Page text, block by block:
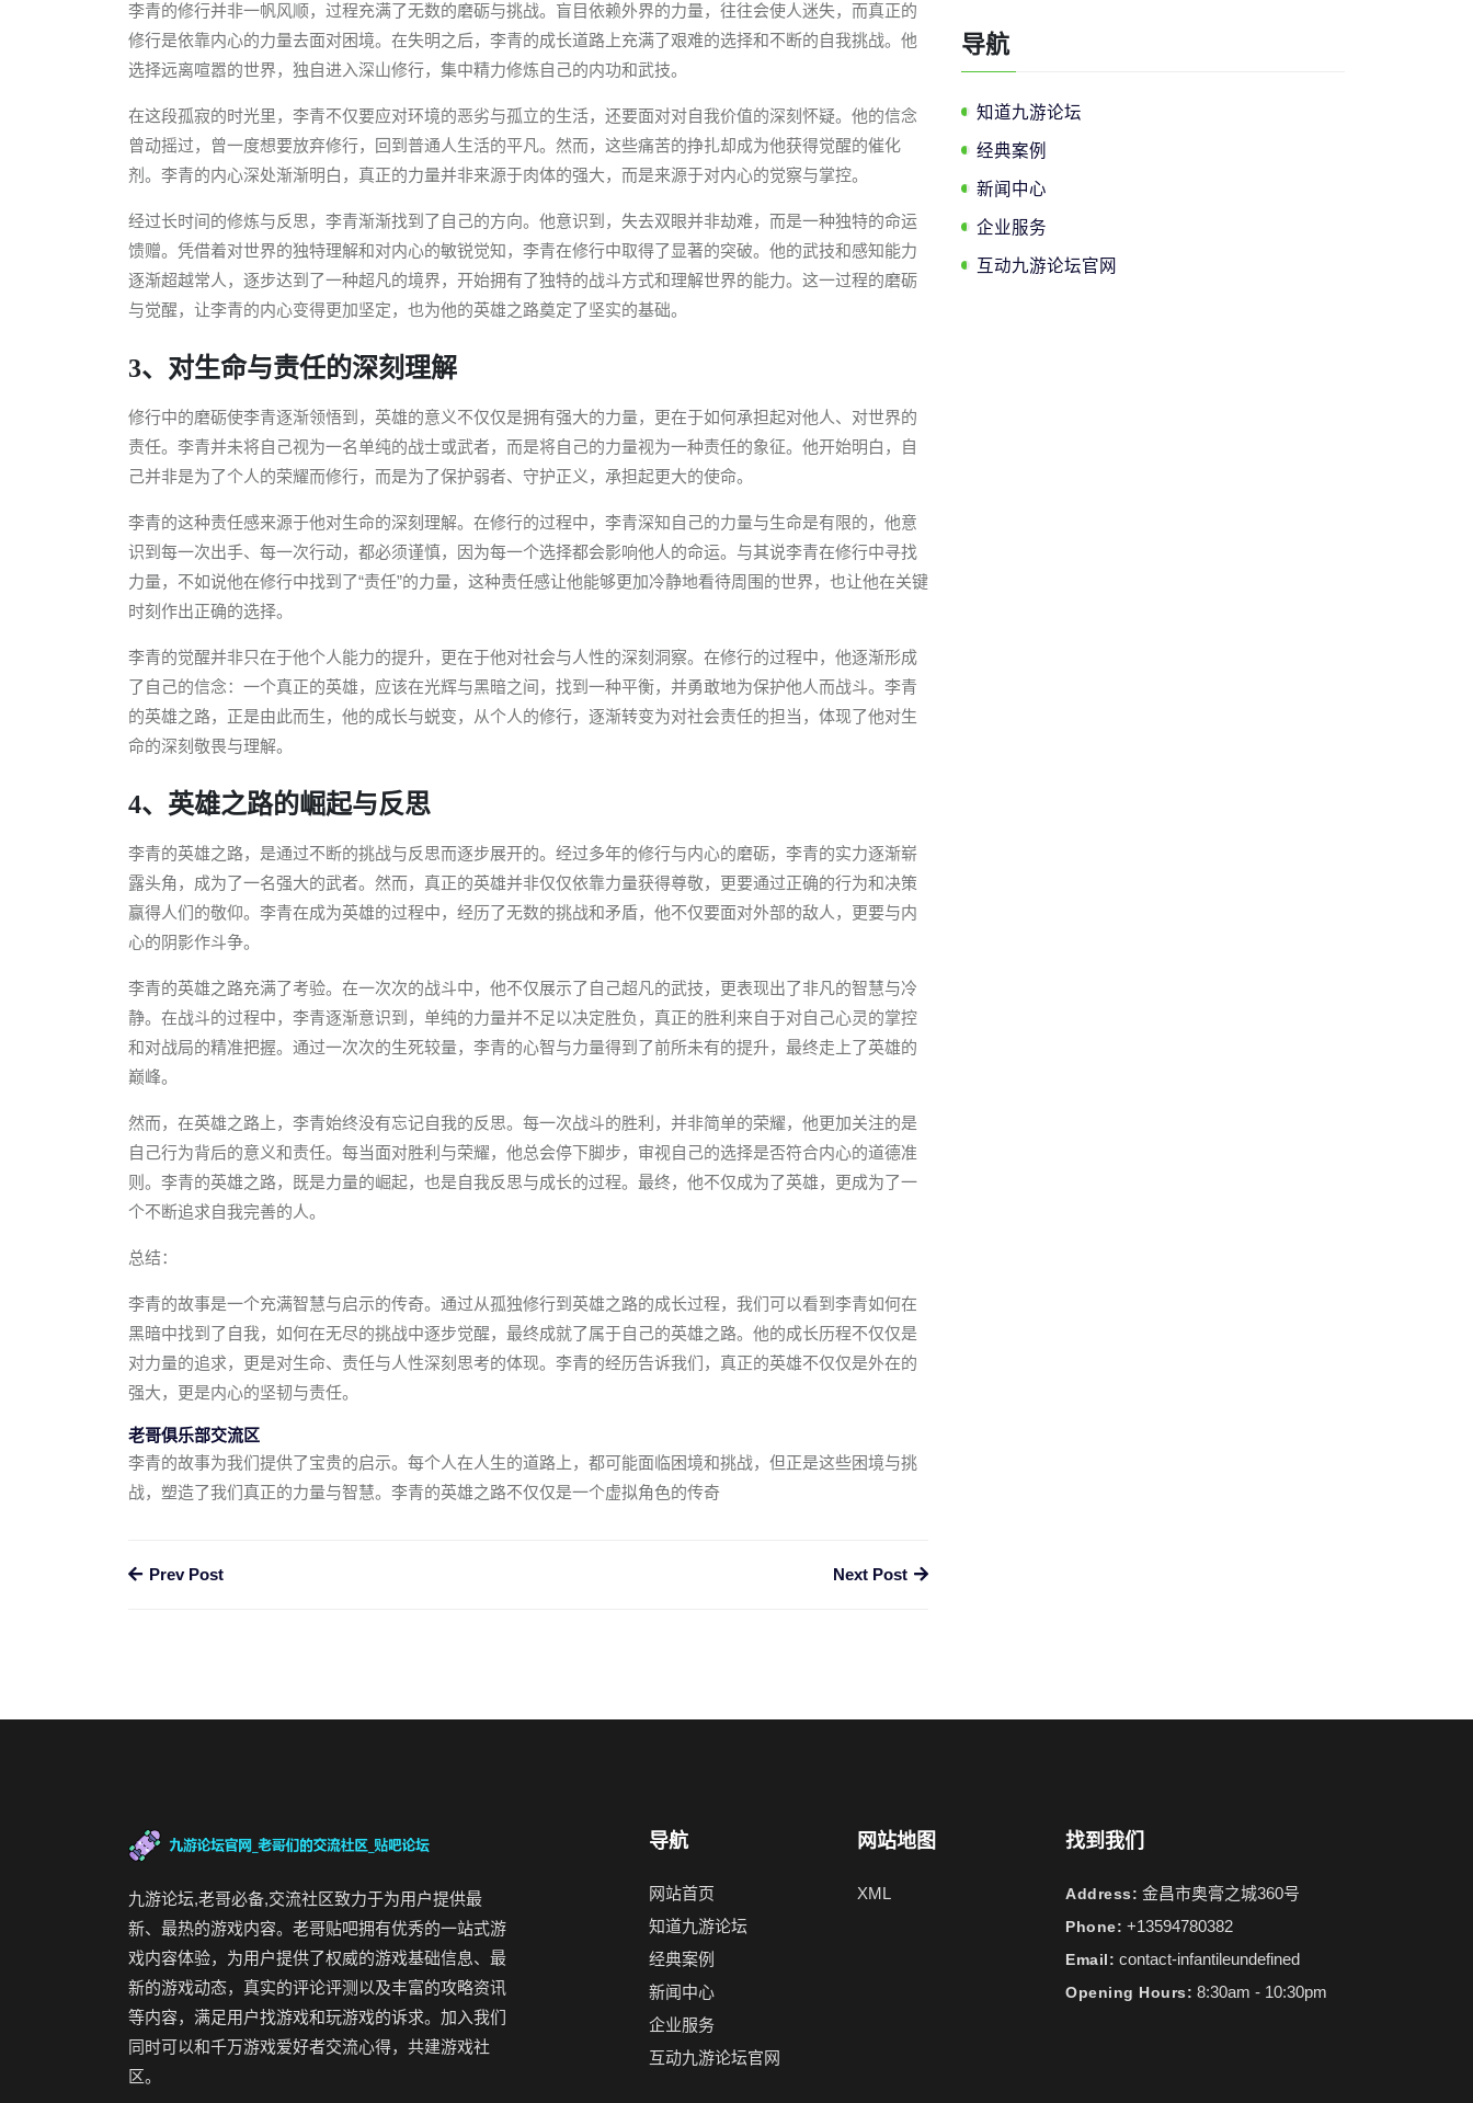
李青的修行并非一帆风顺，过程充满了无数的磨砺与挑战。盲目依赖外界的力量，往往会使人迷失，而真正的
修行是依靠内心的力量去面对困境。在失明之后，李青的成长道路上充满了艰难的选择和不断的自我挑战。他
选择远离喧嚣的世界，独自进入深山修行，集中精力修炼自己的内功和武技。
在这段孤寂的时光里，李青不仅要应对环境的恶劣与孤立的生活，还要面对对自我价值的深刻怀疑。他的信念
曾动摇过，曾一度想要放弃修行，回到普通人生活的平凡。然而，这些痛苦的挣扎却成为他获得觉醒的催化
剂。李青的内心深处渐渐明白，真正的力量并非来源于肉体的强大，而是来源于对内心的觉察与掌控。
经过长时间的修炼与反思，李青渐渐找到了自己的方向。他意识到，失去双眼并非劫难，而是一种独特的命运
馈赠。凭借着对世界的独特理解和对内心的敏锐觉知，李青在修行中取得了显著的突破。他的武技和感知能力
逐渐超越常人，逐步达到了一种超凡的境界，开始拥有了独特的战斗方式和理解世界的能力。这一过程的磨砺
与觉醒，让李青的内心变得更加坚定，也为他的英雄之路奠定了坚实的基础。
3、对生命与责任的深刻理解
修行中的磨砺使李青逐渐领悟到，英雄的意义不仅仅是拥有强大的力量，更在于如何承担起对他人、对世界的
责任。李青并未将自己视为一名单纯的战士或武者，而是将自己的力量视为一种责任的象征。他开始明白，自
己并非是为了个人的荣耀而修行，而是为了保护弱者、守护正义，承担起更大的使命。
李青的这种责任感来源于他对生命的深刻理解。在修行的过程中，李青深知自己的力量与生命是有限的，他意
识到每一次出手、每一次行动，都必须谨慎，因为每一个选择都会影响他人的命运。与其说李青在修行中寻找
力量，不如说他在修行中找到了“责任”的力量，这种责任感让他能够更加冷静地看待周围的世界，也让他在关键
时刻作出正确的选择。
李青的觉醒并非只在于他个人能力的提升，更在于他对社会与人性的深刻洞察。在修行的过程中，他逐渐形成
了自己的信念：一个真正的英雄，应该在光辉与黑暗之间，找到一种平衡，并勇敢地为保护他人而战斗。李青
的英雄之路，正是由此而生，他的成长与蜕变，从个人的修行，逐渐转变为对社会责任的担当，体现了他对生
命的深刻敬畏与理解。
4、英雄之路的崛起与反思
李青的英雄之路，是通过不断的挑战与反思而逐步展开的。经过多年的修行与内心的磨砺，李青的实力逐渐崭
露头角，成为了一名强大的武者。然而，真正的英雄并非仅仅依靠力量获得尊敬，更要通过正确的行为和决策
赢得人们的敬仰。李青在成为英雄的过程中，经历了无数的挑战和矛盾，他不仅要面对外部的敌人，更要与内
心的阴影作斗争。
李青的英雄之路充满了考验。在一次次的战斗中，他不仅展示了自己超凡的武技，更表现出了非凡的智慧与冷
静。在战斗的过程中，李青逐渐意识到，单纯的力量并不足以决定胜负，真正的胜利来自于对自己心灵的掌控
和对战局的精准把握。通过一次次的生死较量，李青的心智与力量得到了前所未有的提升，最终走上了英雄的
巅峰。
然而，在英雄之路上，李青始终没有忘记自我的反思。每一次战斗的胜利，并非简单的荣耀，他更加关注的是
自己行为背后的意义和责任。每当面对胜利与荣耀，他总会停下脚步，审视自己的选择是否符合内心的道德准
则。李青的英雄之路，既是力量的崛起，也是自我反思与成长的过程。最终，他不仅成为了英雄，更成为了一
个不断追求自我完善的人。
总结：
李青的故事是一个充满智慧与启示的传奇。通过从孤独修行到英雄之路的成长过程，我们可以看到李青如何在
黑暗中找到了自我，如何在无尽的挑战中逐步觉醒，最终成就了属于自己的英雄之路。他的成长历程不仅仅是
对力量的追求，更是对生命、责任与人性深刻思考的体现。李青的经历告诉我们，真正的英雄不仅仅是外在的
强大，更是内心的坚韧与责任。
老哥俱乐部交流区
李青的故事为我们提供了宝贵的启示。每个人在人生的道路上，都可能面临困境和挑战，但正是这些困境与挑
战，塑造了我们真正的力量与智慧。李青的英雄之路不仅仅是一个虚拟角色的传奇
Prev Post Next Post
导航
知道九游论坛
经典案例
新闻中心
企业服务
互动九游论坛官网
九游论坛,老哥必备,交流社区致力于为用户提供最
新、最热的游戏内容。老哥贴吧拥有优秀的一站式游
戏内容体验，为用户提供了权威的游戏基础信息、最
新的游戏动态，真实的评论评测以及丰富的攻略资讯
等内容，满足用户找游戏和玩游戏的诉求。加入我们
同时可以和千万游戏爱好者交流心得，共建游戏社
区。
导航
网站首页
知道九游论坛
经典案例
新闻中心
企业服务
互动九游论坛官网
网站地图
XML
找到我们
Address: 金昌市奥膏之城360号
Phone: +13594780382
Email: contact-infantileundefined
Opening Hours: 8:30am - 10:30pm